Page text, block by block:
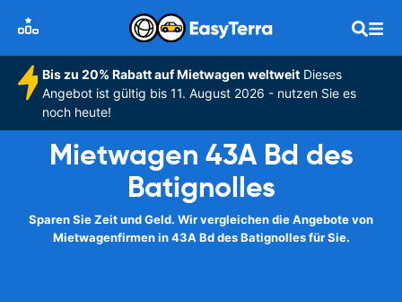
Bis zu 20% Rabatt auf Mietwagen weltweitDieses
Angebot ist gültig bis 11. August 2026 - nutzen Sie es
noch heute!
Mietwagen 43A Bd des
Batignolles
Sparen Sie Zeit und Geld. Wir vergleichen die Angebote von
Mietwagenfirmen in 43A Bd des Batignolles für Sie.